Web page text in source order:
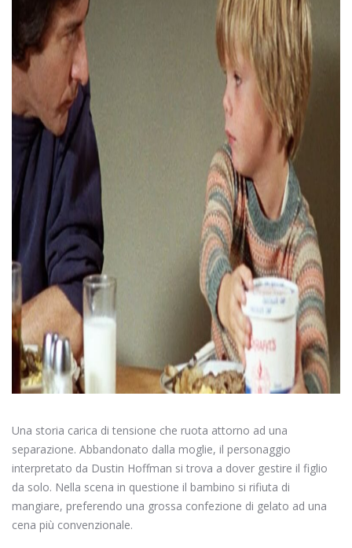
Una storia carica di tensione che ruota attorno ad una
separazione. Abbandonato dalla moglie, il personaggio
interpretato da Dustin Hoffman si trova a dover gestire il figlio
da solo. Nella scena in questione il bambino si rifiuta di
mangiare, preferendo una grossa confezione di gelato ad una
cena più convenzionale.